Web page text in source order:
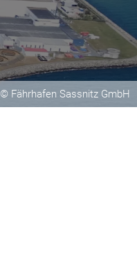
© Fährhafen Sassnitz GmbH